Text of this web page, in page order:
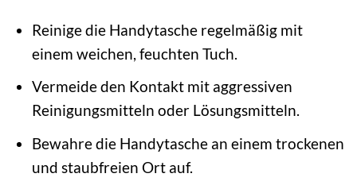
Reinige die Handytasche regelmäßig mit
einem weichen, feuchten Tuch.
Vermeide den Kontakt mit aggressiven
Reinigungsmitteln oder Lösungsmitteln.
Bewahre die Handytasche an einem trockenen
und staubfreien Ort auf.